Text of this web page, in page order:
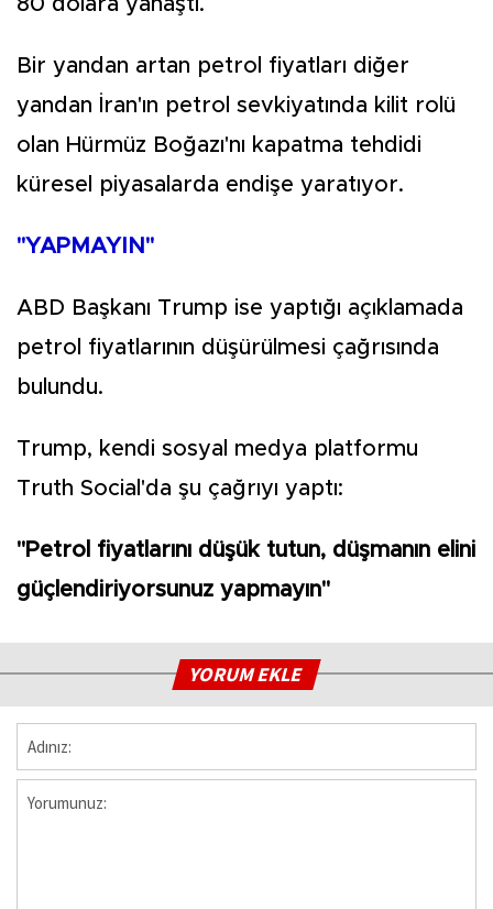
Bir yandan artan petrol fiyatları diğer
yandan İran'ın petrol sevkiyatında kilit rolü
olan Hürmüz Boğazı'nı kapatma tehdidi
küresel piyasalarda endişe yaratıyor.
"YAPMAYIN"
ABD Başkanı Trump ise yaptığı açıklamada
petrol fiyatlarının düşürülmesi çağrısında
bulundu.
Trump, kendi sosyal medya platformu
Truth Social'da şu çağrıyı yaptı:
"Petrol fiyatlarını düşük tutun, düşmanın elini
güçlendiriyorsunuz yapmayın"
YORUM EKLE